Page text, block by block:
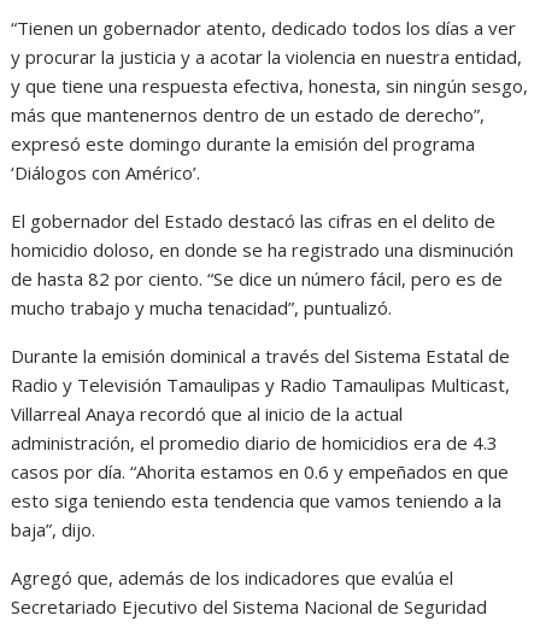
p
k
e
r
m
“Tienen un gobernador atento, dedicado todos los días a ver
y procurar la justicia y a acotar la violencia en nuestra entidad,
y que tiene una respuesta efectiva, honesta, sin ningún sesgo,
más que mantenernos dentro de un estado de derecho”,
expresó este domingo durante la emisión del programa
‘Diálogos con Américo’.
El gobernador del Estado destacó las cifras en el delito de
homicidio doloso, en donde se ha registrado una disminución
de hasta 82 por ciento. “Se dice un número fácil, pero es de
mucho trabajo y mucha tenacidad”, puntualizó.
Durante la emisión dominical a través del Sistema Estatal de
Radio y Televisión Tamaulipas y Radio Tamaulipas Multicast,
Villarreal Anaya recordó que al inicio de la actual
administración, el promedio diario de homicidios era de 4.3
casos por día. “Ahorita estamos en 0.6 y empeñados en que
esto siga teniendo esta tendencia que vamos teniendo a la
baja”, dijo.
Agregó que, además de los indicadores que evalúa el
Secretariado Ejecutivo del Sistema Nacional de Seguridad